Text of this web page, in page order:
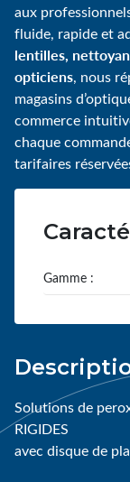
aux
fluide, rapide et
lentilles,
opticiens, nous
magasins
commerce
chaque
tarifaires
Gamme :
Solutions de
RIGIDES
avec disque de